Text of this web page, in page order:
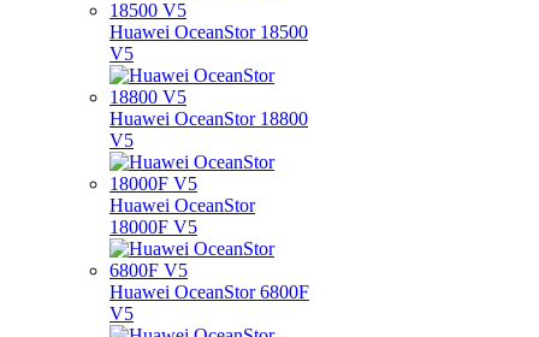
Huawei OceanStor 18500
V5
Huawei OceanStor 18800
V5
Huawei OceanStor
18000F V5
Huawei OceanStor 6800F
V5